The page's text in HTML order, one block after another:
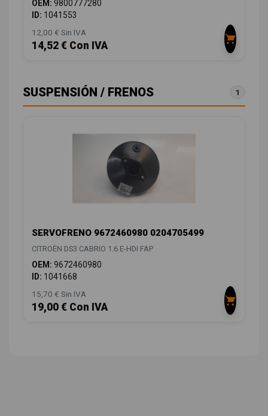
OEM: 9800777280
ID: 1041553
12,00 € Sin IVA
14,52 € Con IVA
SUSPENSIÓN / FRENOS 1
SERVOFRENO 9672460980 0204705499
CITROËN DS3 CABRIO 1.6 E-HDI FAP
OEM: 9672460980
ID: 1041668
15,70 € Sin IVA
19,00 € Con IVA